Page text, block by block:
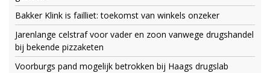
Bakker Klink is failliet: toekomst van winkels onzeker
Jarenlange celstraf voor vader en zoon vanwege drugshandel
bij bekende pizzaketen
Voorburgs pand mogelijk betrokken bij Haags drugslab